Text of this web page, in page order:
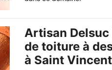
Artisan
de toiture à
à Saint